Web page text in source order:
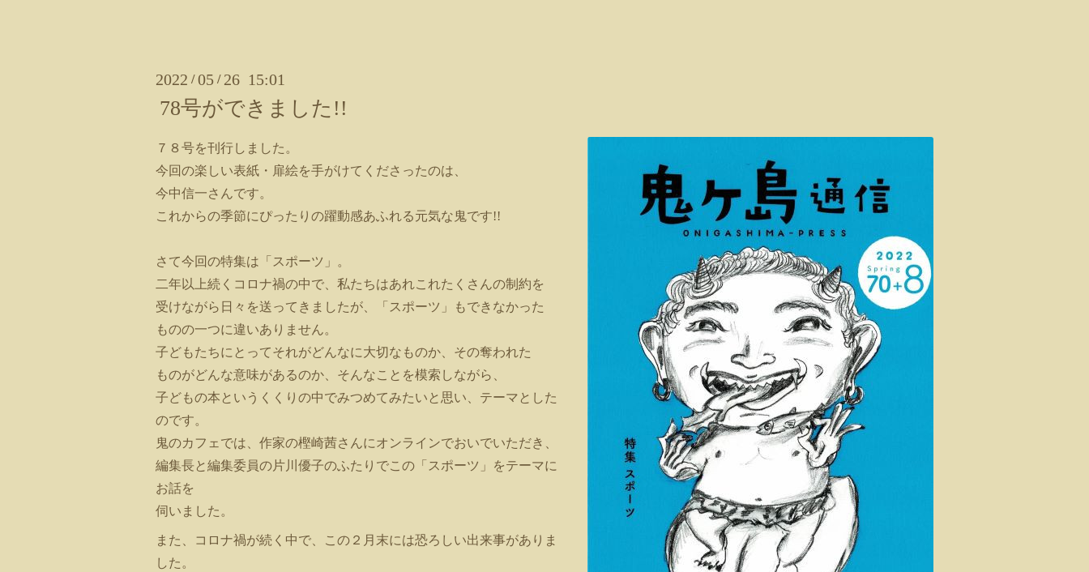
2022 /05 / 26 15:01
78号ができました!!
７８号を刊行しました。
今回の楽しい表紙・扉絵を手がけてくださったのは、
今中信一さんです。
これからの季節にぴったりの躍動感あふれる元気な鬼です!!
さて今回の特集は「スポーツ」。
二年以上続くコロナ禍の中で、私たちはあれこれたくさんの制約を
受けながら日々を送ってきましたが、「スポーツ」もできなかった
ものの一つに違いありません。
子どもたちにとってそれがどんなに大切なものか、その奪われた
ものがどんな意味があるのか、そんなことを模索しながら、
子どもの本というくくりの中でみつめてみたいと思い、テーマとした
のです。
鬼のカフェでは、作家の樫崎茜さんにオンラインでおいでいただき、
編集長と編集委員の片川優子のふたりでこの「スポーツ」をテーマに
お話を
伺いました。
また、コロナ禍が続く中で、この２月末には恐ろしい出来事がありま
した。